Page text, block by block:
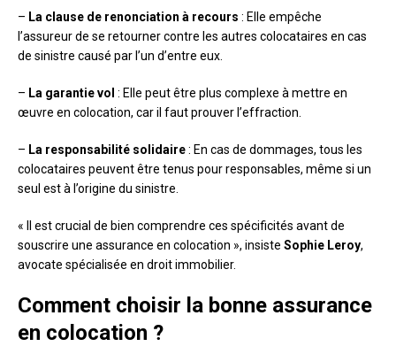
– La clause de renonciation à recours : Elle empêche
l’assureur de se retourner contre les autres colocataires en cas
de sinistre causé par l’un d’entre eux.
– La garantie vol : Elle peut être plus complexe à mettre en
œuvre en colocation, car il faut prouver l’effraction.
– La responsabilité solidaire: En cas de dommages, tous les
colocataires peuvent être tenus pour responsables, même si un
seul est à l’origine du sinistre.
« Il est crucial de bien comprendre ces spécificités avant de
souscrire une assurance en colocation », insiste Sophie Leroy,
avocate spécialisée en droit immobilier.
Comment choisir la bonne assurance
en colocation ?